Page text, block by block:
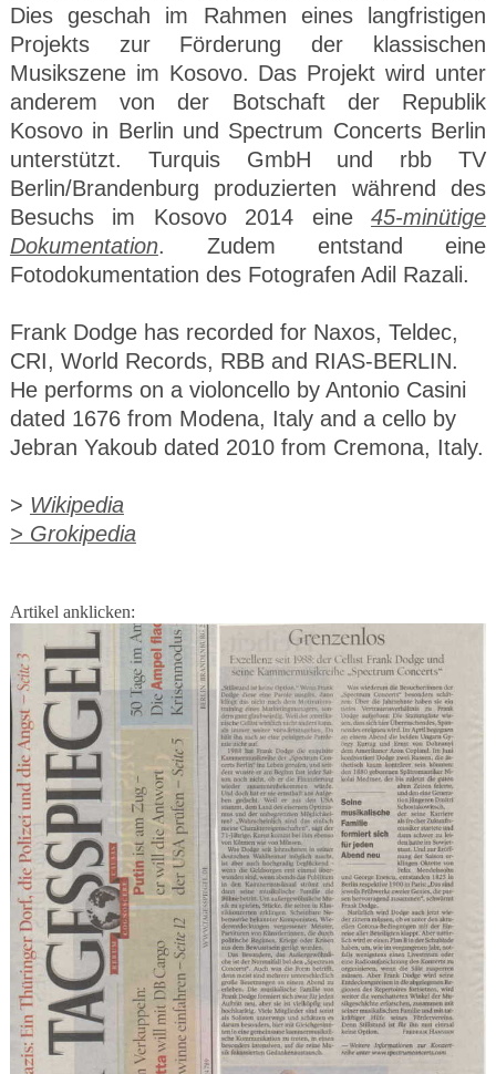
Dies geschah im Rahmen eines langfristigen
Projekts zur Förderung der klassischen
Musikszene im Kosovo. Das Projekt wird unter
anderem von der Botschaft der Republik
Kosovo in Berlin und Spectrum Concerts Berlin
unterstützt. Turquis GmbH und rbb TV
Berlin/Brandenburg produzierten während des
Besuchs im Kosovo 2014 eine45-minütige
Dokumentation. Zudem entstand eine
Fotodokumentation des Fotografen Adil Razali.
Frank Dodge has recorded for Naxos, Teldec,
CRI, World Records, RBB and RIAS-BERLIN.
He performs on a violoncello by Antonio Casini
dated 1676 from Modena, Italy and a cello by
Jebran Yakoub dated 2010 from Cremona, Italy.
> Wikipedia
> Grokipedia
Artikel anklicken: